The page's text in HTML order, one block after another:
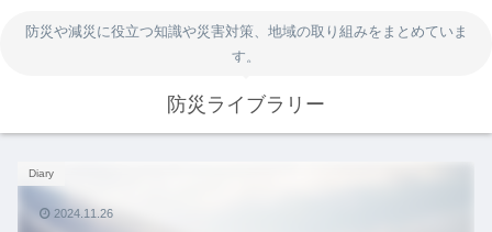
防災や減災に役立つ知識や災害対策、地域の取り組みをまとめていま
す。
防災ライブラリー
Diary
2024.11.26